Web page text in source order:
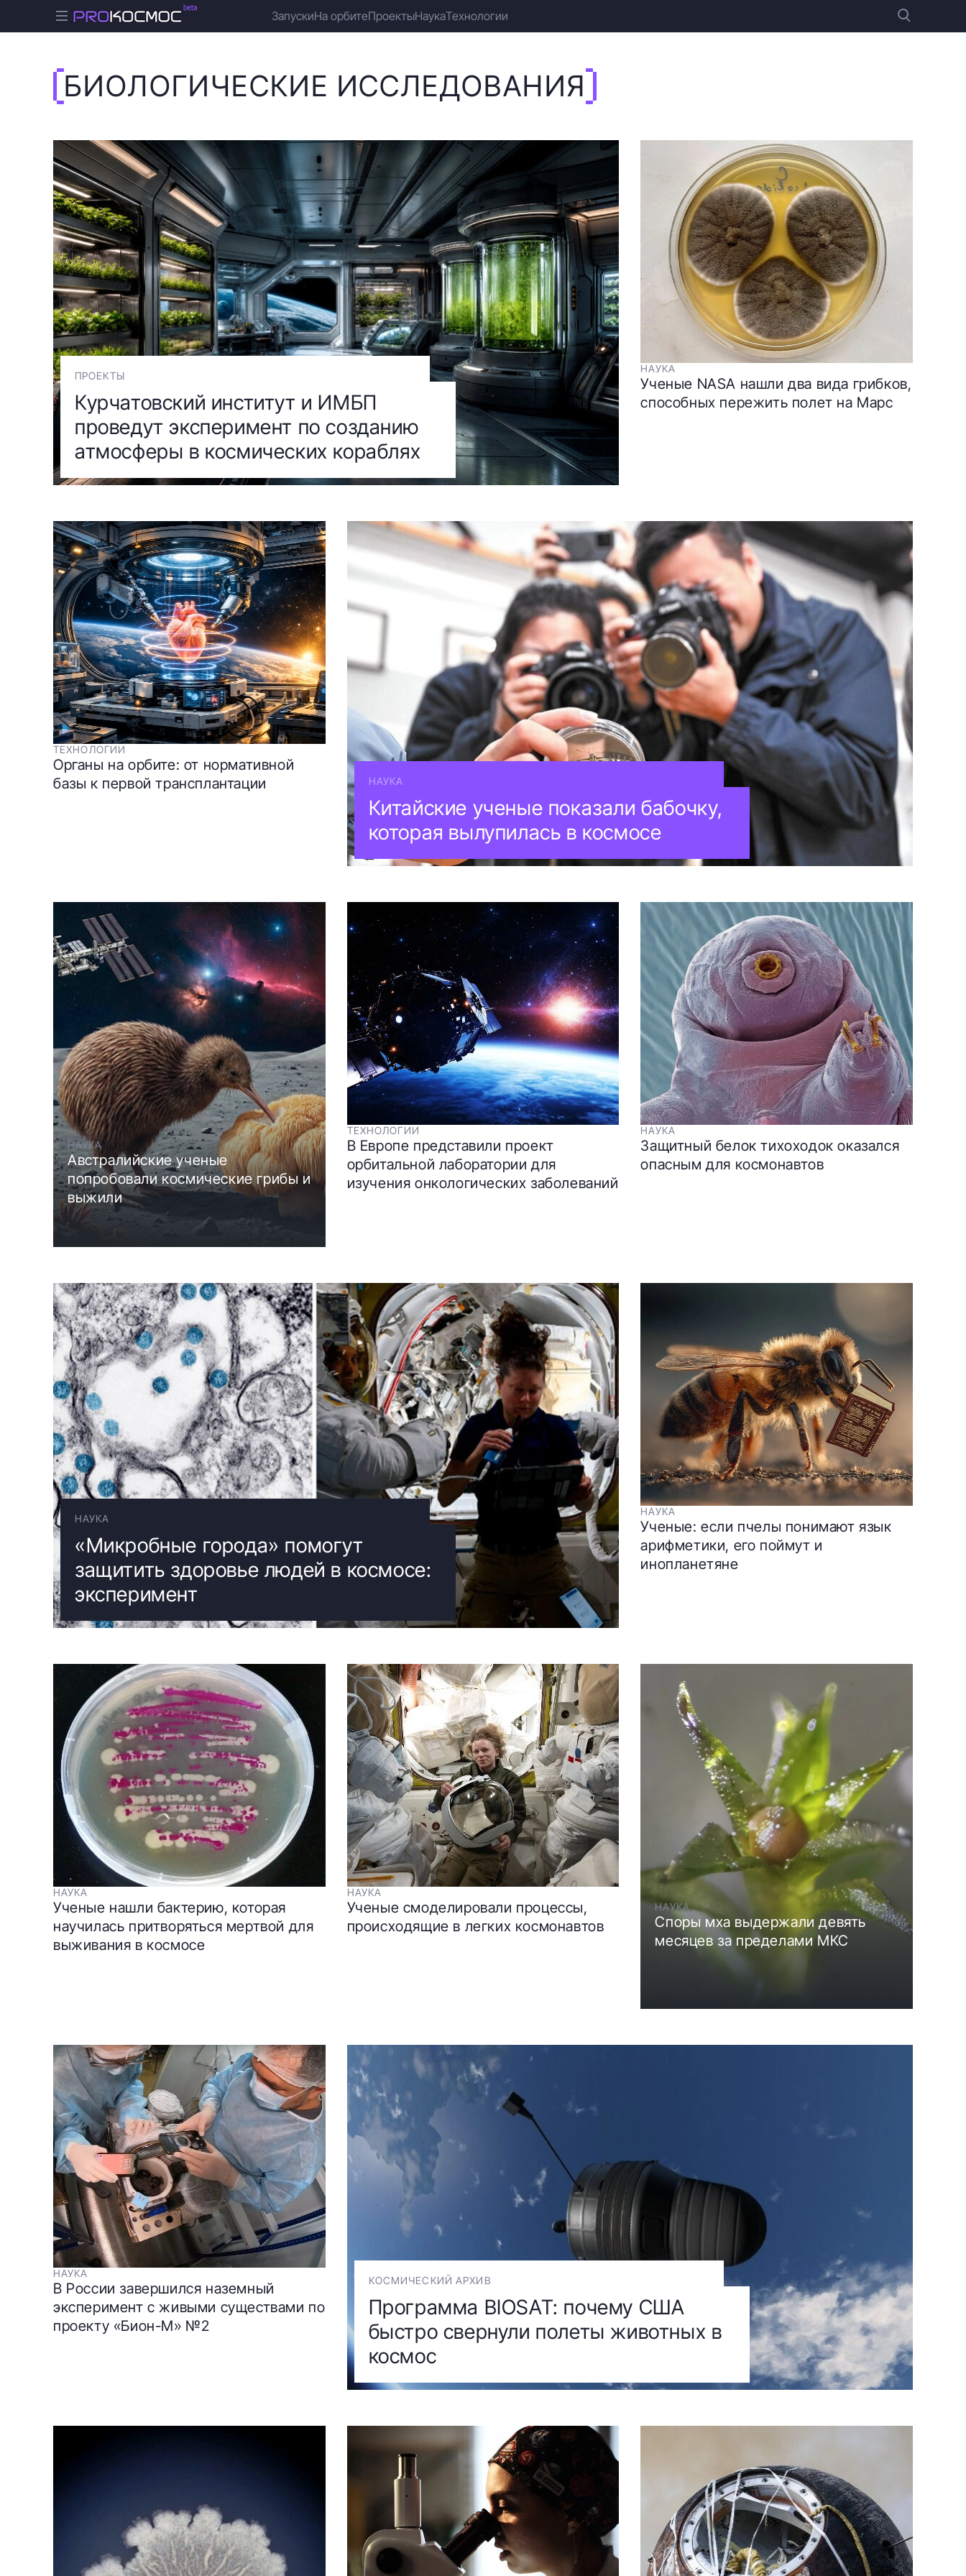
ЗапускиНа орбитеПроектыНаукаТехнологии
БИОЛОГИЧЕСКИЕ ИССЛЕДОВАНИЯ
ПРОЕКТЫ
Курчатовский институт и ИМБП
проведут эксперимент по созданию
атмосферы в космических кораблях
НАУКА
Ученые NASA нашли два вида грибков,
способных пережить полет на Марс
ТЕХНОЛОГИИ
Органы на орбите: от нормативной
базы к первой трансплантации
НАУКА
Китайские ученые показали бабочку,
которая вылупилась в космосе
НАУКА
Австралийские ученые
попробовали космические грибы и
выжили
ТЕХНОЛОГИИ
В Европе представили проект
орбитальной лаборатории для
изучения онкологических заболеваний
НАУКА
Защитный белок тихоходок оказался
опасным для космонавтов
НАУКА
«Микробные города» помогут
защитить здоровье людей в космосе:
эксперимент
НАУКА
Ученые: если пчелы понимают язык
арифметики, его поймут и
инопланетяне
НАУКА
Ученые нашли бактерию, которая
научилась притворяться мертвой для
выживания в космосе
НАУКА
Ученые смоделировали процессы,
происходящие в легких космонавтов
НАУКА
Споры мха выдержали девять
месяцев за пределами МКС
НАУКА
В России завершился наземный
эксперимент с живыми существами по
проекту «Бион-М» №2
КОСМИЧЕСКИЙ АРХИВ
Программа BIOSAT: почему США
быстро свернули полеты животных в
космос